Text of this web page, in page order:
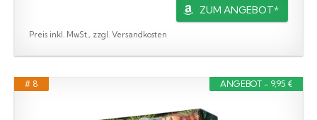
ZUM ANGEBOT*
Preis inkl. MwSt., zzgl. Versandkosten
ANGEBOT - 9,95 €
# 8